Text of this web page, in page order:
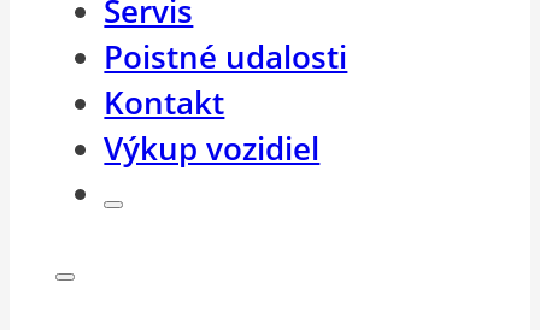
Servis
Poistné udalosti
Kontakt
Výkup vozidiel